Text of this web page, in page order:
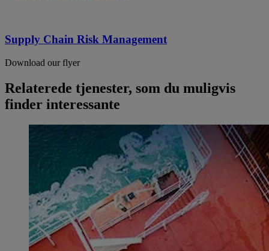
Supply Chain Risk Management
Download our flyer
Relaterede tjenester, som du muligvis
finder interessante